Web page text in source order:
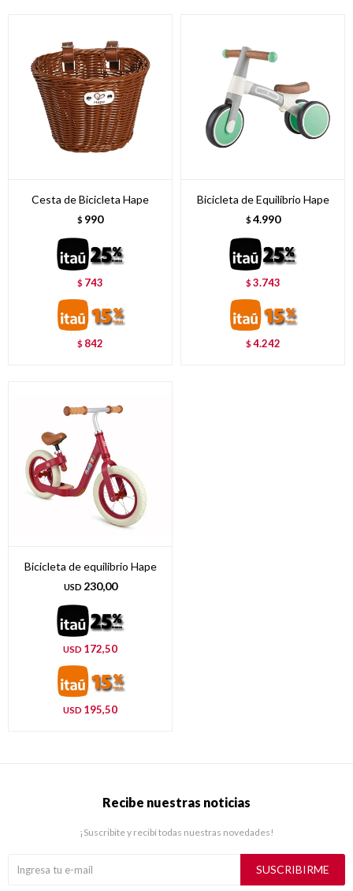
Cesta de Bicicleta Hape
$ 990
$ 743
$ 842
Bicicleta de Equilibrio Hape
$ 4.990
$3.743
$4.242
Bicicleta de equilibrio Hape
USD 230,00
USD 172,50
USD 195,50
Recibe nuestras noticias
¡Suscribite y recibí todas nuestras novedades!
SUSCRIBIRME